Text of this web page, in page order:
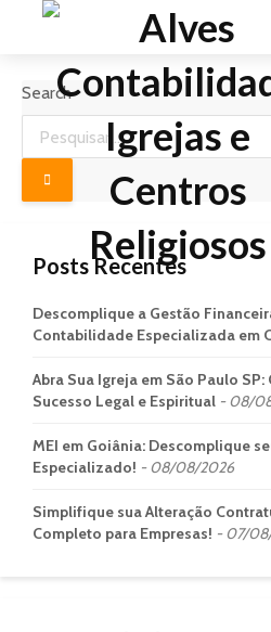
Search
Posts Recentes
Descomplique a Gestão
Contabilidade Especializada em
Abra Sua Igreja em São Paulo
Sucesso Legal e Espiritual
08/
MEI em Goiânia: Descomplique
Especializado!
08/08/2026
Simplifique sua Alteração
Completo para Empresas!
07/